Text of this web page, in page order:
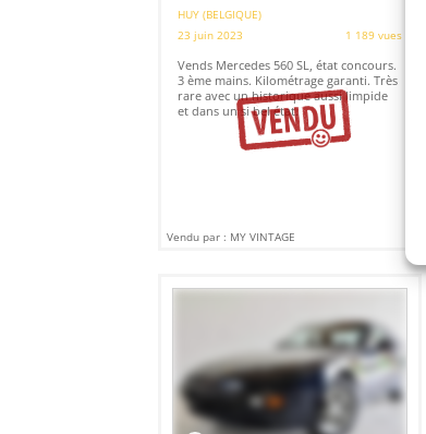
HUY (BELGIQUE)
23 juin 2023
1 189 vues
Vends Mercedes 560 SL, état concours.
3 ème mains. Kilométrage garanti. Très
rare avec un historique aussi limpide
et dans un si bel état.
Vendu par : MY VINTAGE